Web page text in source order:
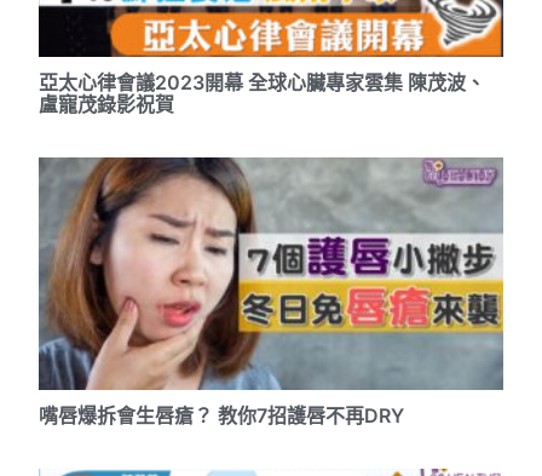
亞太心律會議2023開幕 全球心臟專家雲集 陳茂波、
盧寵茂錄影祝賀
嘴唇爆拆會生唇瘡？ 教你7招護唇不再DRY